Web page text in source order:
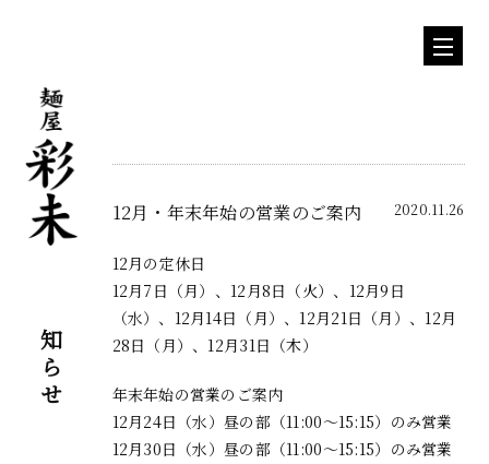
お知らせ
2020.11.26
12月・年末年始の営業のご案内
12月の定休日
12月7日（月）、12月8日（火）、12月9日
（水）、12月14日（月）、12月21日（月）、12月
28日（月）、12月31日（木）
年末年始の営業のご案内
12月24日（水）昼の部（11:00～15:15） のみ営業
12月30日（水）昼の部（11:00～15:15） のみ営業